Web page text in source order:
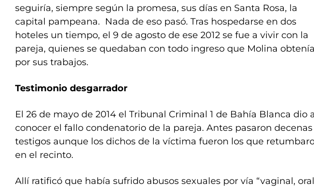
seguiría, siempre según la promesa, sus días en Santa Rosa, la
capital pampeana. Nada de eso pasó. Tras hospedarse en dos
hoteles un tiempo, el 9 de agosto de ese 2012 se fue a vivir con la
pareja, quienes se quedaban con todo ingreso que Molina obtenía
por sus trabajos.
Testimonio desgarrador
El 26 de mayo de 2014 el Tribunal Criminal 1 de Bahía Blanca dio a
conocer el fallo condenatorio de la pareja. Antes pasaron
testigos aunque los dichos de la víctima fueron los que
en el recinto.
Allí ratificó que había sufrido abusos sexuales por vía “vaginal,